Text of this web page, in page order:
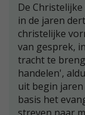
De
in de jaren
christelijke
van gesprek,
tracht te
handelen',
uit begin
basis het